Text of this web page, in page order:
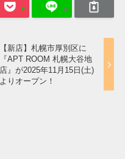
【新店】札幌市厚別区に
『APT ROOM 札幌大谷地
店』が2025年11月15日(土)
よりオープン！